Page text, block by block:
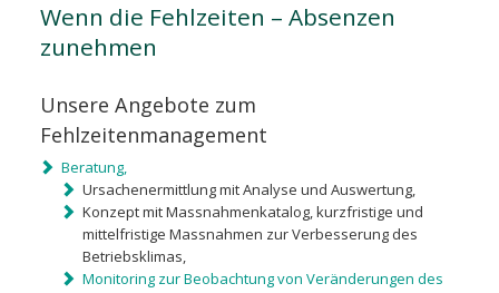
Wenn die Fehlzeiten – Absenzen
zunehmen
Unsere Angebote zum
Fehlzeitenmanagement
Beratung,
Ursachenermittlung mit Analyse und Auswertung,
Konzept mit Massnahmenkatalog, kurzfristige und
mittelfristige Massnahmen zur Verbesserung des
Betriebsklimas,
Monitoring zur Beobachtung von Veränderungen des